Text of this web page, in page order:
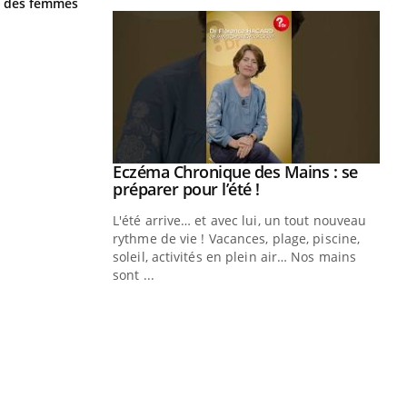
Youtube
Eczéma Chronique des Mains : se
préparer pour l’été !Youtube
L'été arrive… et avec lui, un tout nouveau
rythme de vie ! Vacances, plage, piscine,
soleil, activités en plein air… Nos mains
sont ...